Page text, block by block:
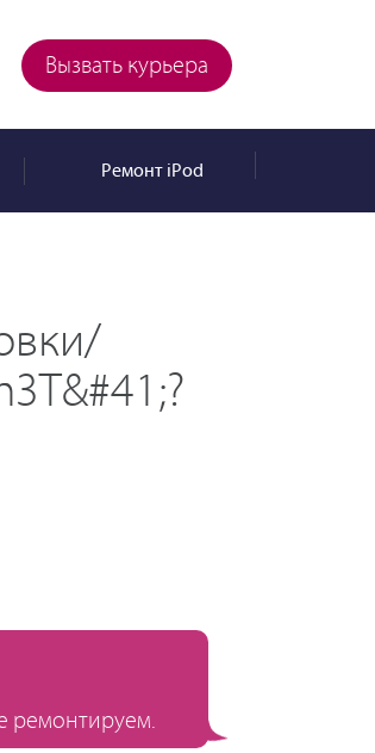
Вызвать курьера
РемонтiPod
ремонтируем.